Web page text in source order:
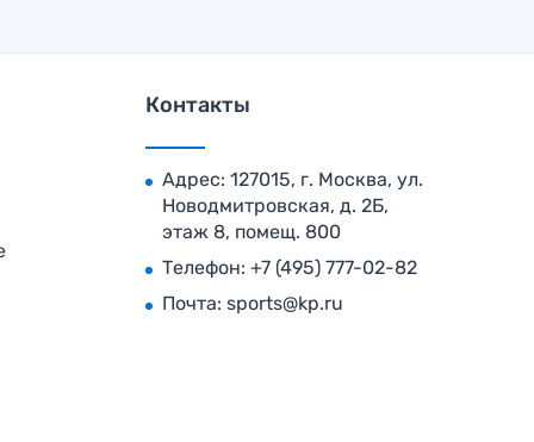
Контакты
Адрес: 127015, г. Москва, ул.
Новодмитровская, д. 2Б,
этаж 8, помещ. 800
Телефон: +7 (495) 777-02-82
Почта: sports@kp.ru